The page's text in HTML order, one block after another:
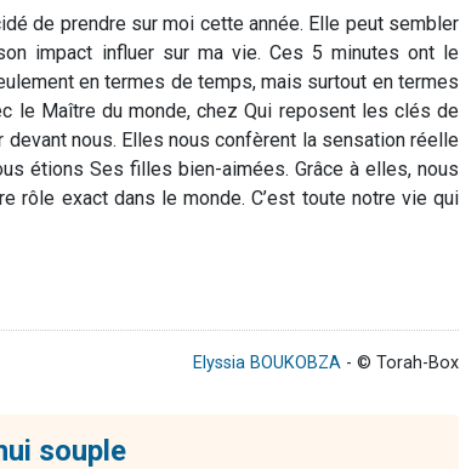
de prendre sur moi cette année. Elle peut sembler
impact influer sur ma vie. Ces 5 minutes ont le
en termes de temps, mais surtout en termes
le Maître du monde, chez Qui reposent les clés de
nous. Elles nous confèrent la sensation réelle
étions Ses filles bien-aimées. Grâce à elles, nous
rôle exact dans le monde. C’est toute notre vie qui
Elyssia BOUKOBZA - © Torah-Box
souple